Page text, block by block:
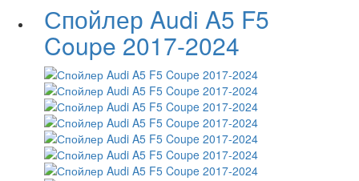
Спойлер Audi A5 F5
Coupe 2017-2024